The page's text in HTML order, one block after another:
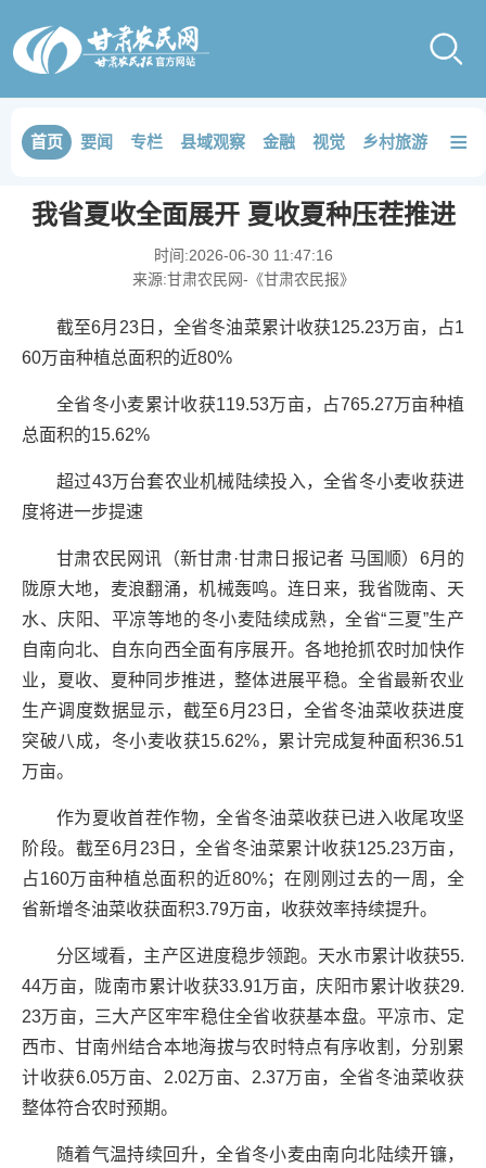
首页 要闻 专栏 县域观察 金融 视觉 乡村旅游 品鉴
≡
我省夏收全面展开 夏收夏种压茬推进
时间:2026-06-30 11:47:16
来源:甘肃农民网-《甘肃农民报》
截至6月23日，全省冬油菜累计收获125.23万亩，占1
60万亩种植总面积的近80%
全省冬小麦累计收获119.53万亩，占765.27万亩种植
总面积的15.62%
超过43万台套农业机械陆续投入，全省冬小麦收获进
度将进一步提速
甘肃农民网讯（新甘肃·甘肃日报记者 马国顺）6月的
陇原大地，麦浪翻涌，机械轰鸣。连日来，我省陇南、天
水、庆阳、平凉等地的冬小麦陆续成熟，全省“三夏”生产
自南向北、自东向西全面有序展开。各地抢抓农时加快作
业，夏收、夏种同步推进，整体进展平稳。全省最新农业
生产调度数据显示，截至6月23日，全省冬油菜收获进度
突破八成，冬小麦收获15.62%，累计完成复种面积36.51
万亩。
作为夏收首茬作物，全省冬油菜收获已进入收尾攻坚
阶段。截至6月23日，全省冬油菜累计收获125.23万亩，
占160万亩种植总面积的近80%；在刚刚过去的一周，全
省新增冬油菜收获面积3.79万亩，收获效率持续提升。
分区域看，主产区进度稳步领跑。天水市累计收获55.
44万亩，陇南市累计收获33.91万亩，庆阳市累计收获29.
23万亩，三大产区牢牢稳住全省收获基本盘。平凉市、定
西市、甘南州结合本地海拔与农时特点有序收割，分别累
计收获6.05万亩、2.02万亩、2.37万亩，全省冬油菜收获
整体符合农时预期。
随着气温持续回升，全省冬小麦由南向北陆续开镰，